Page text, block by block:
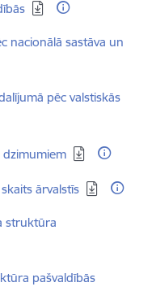
nacionālā sastāva un
pēc valstiskās
dzimumiem
ārvalstīs
struktūra
pašvaldībās